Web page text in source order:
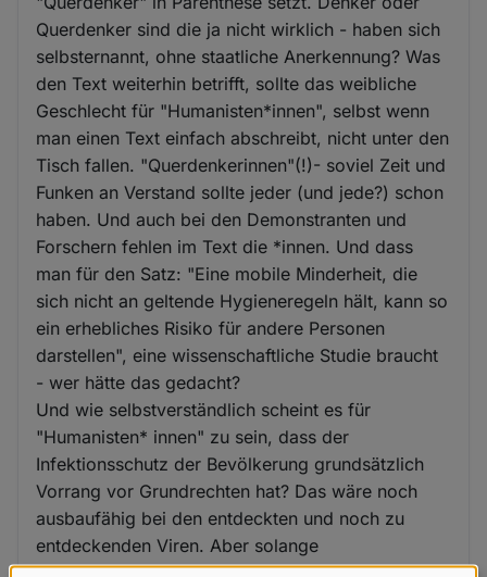
Querdenker sind die ja nicht wirklich - haben sich
selbsternannt, ohne staatliche Anerkennung? Was
den Text weiterhin betrifft, sollte das weibliche
Geschlecht für "Humanisten*innen", selbst wenn
man einen Text einfach abschreibt, nicht unter den
Tisch fallen. "Querdenkerinnen"(!)- soviel Zeit und
Funken an Verstand sollte jeder (und jede?) schon
haben. Und auch bei den Demonstranten und
Forschern fehlen im Text die *innen. Und dass
man für den Satz: "Eine mobile Minderheit, die
sich nicht an geltende Hygieneregeln hält, kann so
ein erhebliches Risiko für andere Personen
darstellen", eine wissenschaftliche Studie braucht
- wer hätte das gedacht?
Und wie selbstverständlich scheint es für
"Humanisten* innen" zu sein, dass der
Infektionsschutz der Bevölkerung grundsätzlich
Vorrang vor Grundrechten hat? Das wäre noch
ausbaufähig bei den entdeckten und noch zu
entdeckenden Viren. Aber solange
Grundrechtsentzug nur für "Querdenker"- Demos